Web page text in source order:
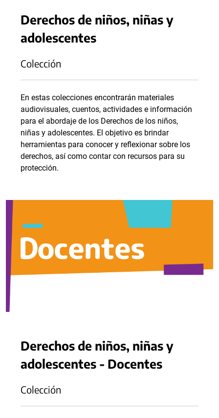
Derechos de niños, niñas y
adolescentes
Colección
En estas colecciones encontrarán materiales
audiovisuales, cuentos, actividades e información
para el abordaje de los Derechos de los niños,
niñas y adolescentes. El objetivo es brindar
herramientas para conocer y reflexionar sobre los
derechos, así como contar con recursos para su
protección.
Derechos de niños, niñas y
adolescentes - Docentes
Colección